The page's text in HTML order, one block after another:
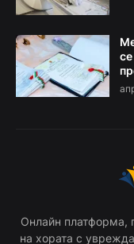
Онлайн платформа,
на хората с